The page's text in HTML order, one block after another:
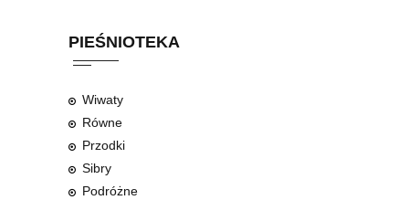
PIEŚNIOTEKA
Wiwaty
Równe
Przodki
Sibry
Podróżne